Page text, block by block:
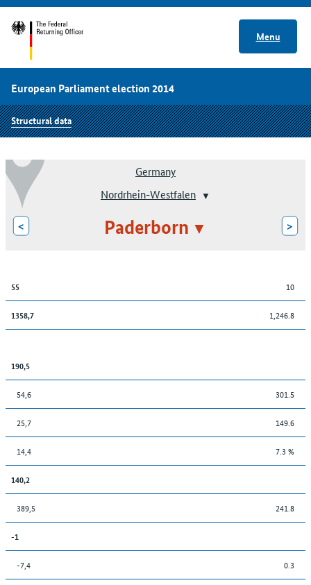
Menu
European Parliament election 2014
Structural data
Germany
Nordrhein-Westfalen
< Paderborn >
55 10
1358,7 1,246.8
190,5
54,6 301.5
25,7 149.6
14,4 7.3 %
140,2
389,5 241.8
-1
-7,4 0.3